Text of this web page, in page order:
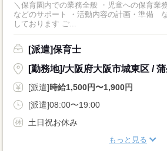
＼保育園内での業務全般 ・児童への保育業
などのサポート ・活動内容の計画・準備
しております ご...
[派遣]保育士
[勤務地]/大阪府大阪市城東区 /
[派遣]時給1,500円〜1,900円
[派遣]08:00〜19:00
土日祝お休み
もっと見る